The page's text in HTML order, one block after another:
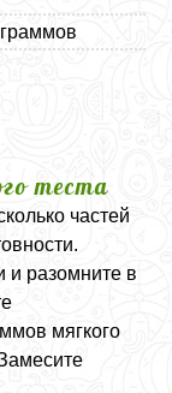
теста
частей
и разомните в
мягкого